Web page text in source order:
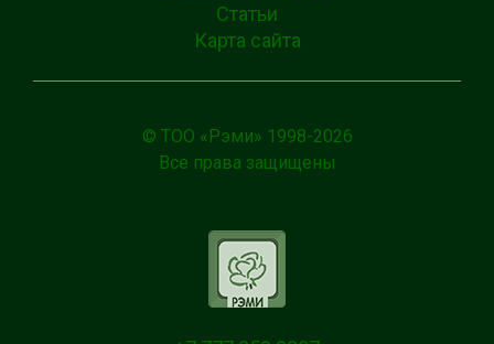
Статьи
Карта сайта
© ТОО «Рэми» 1998-2026
Все права защищены